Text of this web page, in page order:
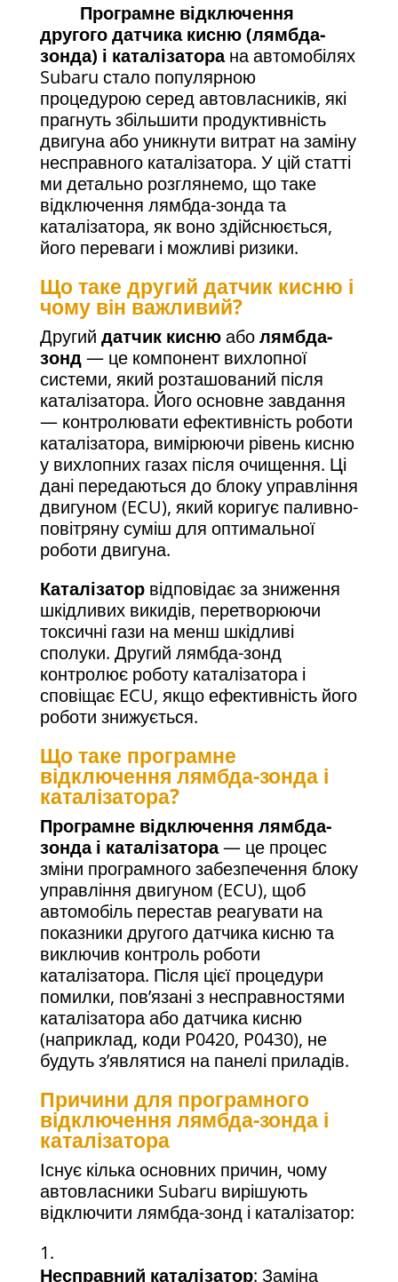
Програмне відключення
другого датчика кисню (лямбда-
зонда) і каталізаторана автомобілях
Subaru стало популярною
процедурою серед автовласників, які
прагнуть збільшити продуктивність
двигуна або уникнути витрат на заміну
несправного каталізатора. У цій статті
ми детально розглянемо, що таке
відключення лямбда-зонда та
каталізатора, як воно здійснюється,
його переваги і можливі ризики.
Що таке другий датчик кисню і
чому він важливий?
Другий датчик киснюаболямбда-
зонд— це компонент вихлопної
системи, який розташований після
каталізатора. Його основне завдання
— контролювати ефективність роботи
каталізатора, вимірюючи рівень кисню
у вихлопних газах після очищення. Ці
дані передаються до блоку управління
двигуном (ECU), який коригує паливно-
повітряну суміш для оптимальної
роботи двигуна.
Каталізаторвідповідає за зниження
шкідливих викидів, перетворюючи
токсичні гази на менш шкідливі
сполуки. Другий лямбда-зонд
контролює роботу каталізатора і
сповіщає ECU, якщо ефективність його
роботи знижується.
Що таке програмне
відключення лямбда-зонда і
каталізатора?
Програмне відключення лямбда-
зонда і каталізатора— це процес
зміни програмного забезпечення блоку
управління двигуном (ECU), щоб
автомобіль перестав реагувати на
показники другого датчика кисню та
виключив контроль роботи
каталізатора. Після цієї процедури
помилки, пов’язані з несправностями
каталізатора або датчика кисню
(наприклад, коди P0420, P0430), не
будуть з’являтися на панелі приладів.
Причини для програмного
відключення лямбда-зонда і
каталізатора
Існує кілька основних причин, чому
автовласники Subaru вирішують
відключити лямбда-зонд і каталізатор:
Несправний каталізатор: Заміна